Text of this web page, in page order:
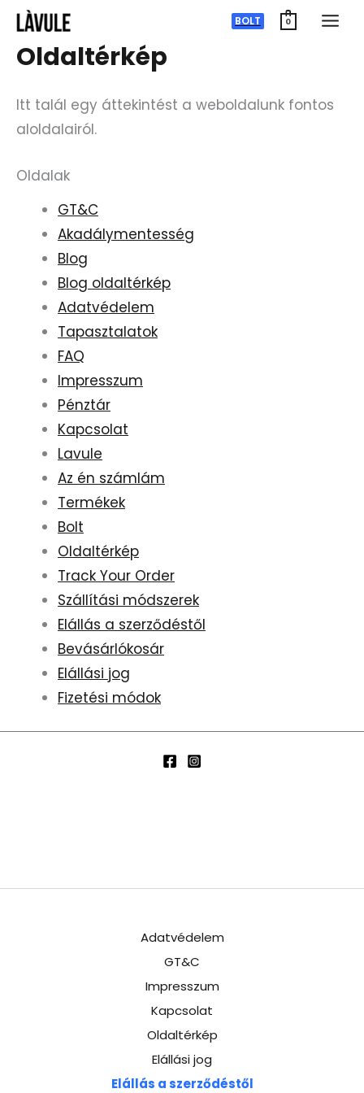
Ugrás
tartalomra
BOLT 0
Oldaltérkép
Itt talál egy áttekintést a weboldalunk fontos
aloldalairól.
Oldalak
GT&C
Akadálymentesség
Blog
Blog oldaltérkép
Adatvédelem
Tapasztalatok
FAQ
Impresszum
Pénztár
Kapcsolat
Lavule
Az én számlám
Termékek
Bolt
Oldaltérkép
Track Your Order
Szállítási módszerek
Elállás a szerződéstől
Bevásárlókosár
Elállási jog
Fizetési módok
Adatvédelem
GT&C
Impresszum
Kapcsolat
Oldaltérkép
Elállási jog
Elállás a szerződéstől